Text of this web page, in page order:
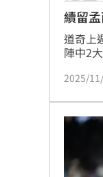
續留
道奇上
陣中2
此外也
2025/